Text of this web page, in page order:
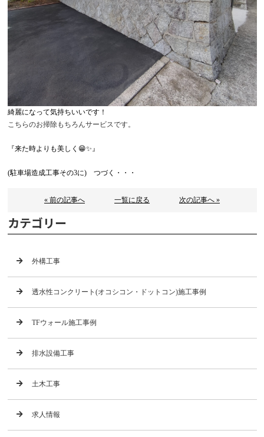
綺麗になって気持ちいいです！
こちらのお掃除もちろんサービスです。
『来た時よりも美しく😁✨』
(駐車場造成工事その3に) つづく・・・
« 前の記事へ 一覧に戻る 次の記事へ »
カテゴリー
外構工事
透水性コンクリート(オコシコン・ドットコン)施工事例
TFウォール施工事例
排水設備工事
土木工事
求人情報